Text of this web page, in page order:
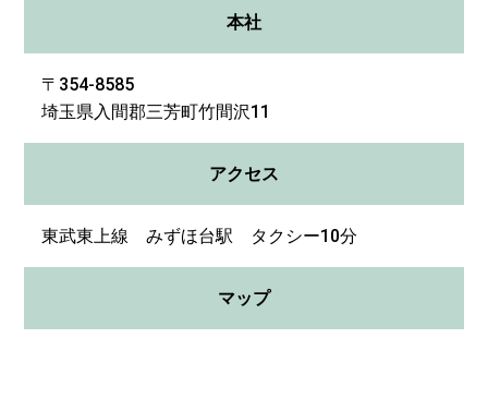
本社
〒354-8585
埼玉県入間郡三芳町竹間沢11
アクセス
東武東上線 みずほ台駅 タクシー10分
マップ